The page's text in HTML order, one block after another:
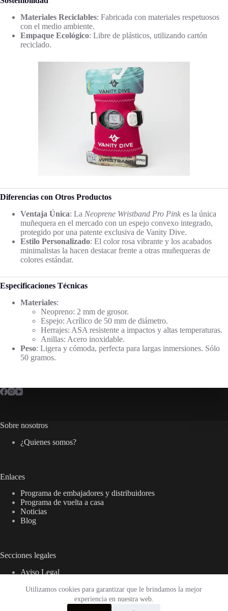
Utilizamos cookies para garantizar que le brindamos la mejor
experiencia en nuestra web.
Materiales Reciclables: Fabricada con materiales respetuosos
con el medio ambiente.
Empaque Ecológico: Libre de plásticos, utilizando cartón
reciclado.
Diferencias con Otros Productos
Ventaja Única: La Neoprene Wristband Pro Pink es la única
muñequera en el mercado con un espejo convexo integrado,
protegido por una patente exclusiva de Vanity Dive.
Estilo Personalizado: El color rosa vibrante y los acabados
minimalistas la hacen destacar frente a otras muñequeras de
colores estándar.
Especificaciones Técnicas
Materiales:
Neopreno: 2 mm de grosor.
Espejo: Acrílico de 50 mm de diámetro.
Herrajes: ASA resistente a impactos y altas temperaturas.
Anillas: Acero inoxidable.
Peso: Ligera y cómoda, perfecta para largas inmersiones. Sólo
50 gramos.
Sobre nosotros
¿Quienes somos?
Enlaces
Programa de embajadores y distribuidores
Programa de vuelta a casa
Noticias
Blog
Secciones legales
Aviso Legal
Política de cookies
Términos y condiciones